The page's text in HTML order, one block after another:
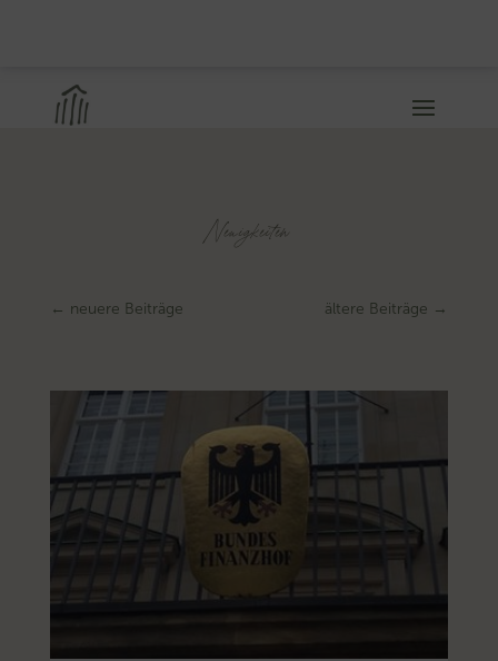
Neuigkeiten
← neuere Beiträge ältere Beiträge →